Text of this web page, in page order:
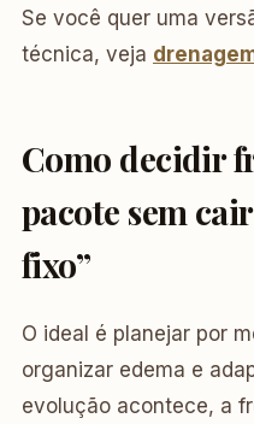
Se você quer uma
técnica, veja
Como decidir
pacote sem
fixo”
O ideal é planejar por
organizar edema e
evolução acontece, a